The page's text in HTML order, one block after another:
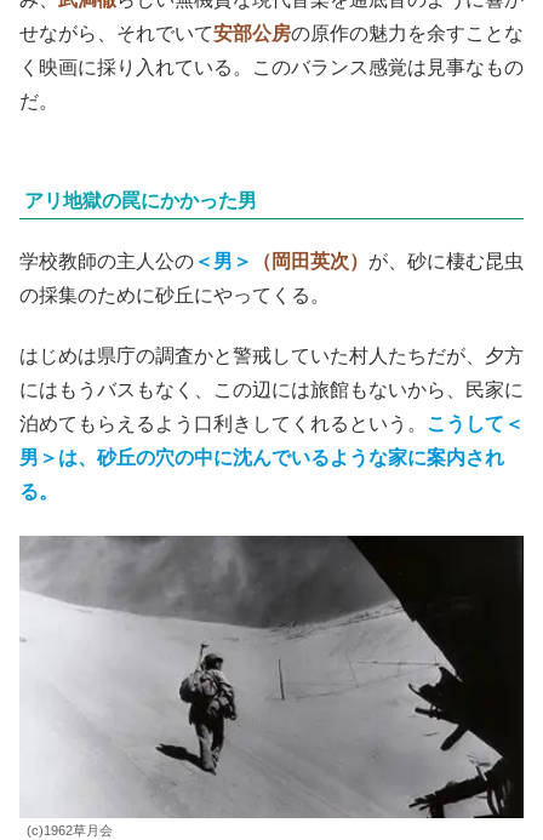
せながら、それでいて安部公房の原作の魅力を余すことな
く映画に採り入れている。このバランス感覚は見事なもの
だ。
アリ地獄の罠にかかった男
学校教師の主人公の ＜男＞ （岡田英次） が、砂に棲む昆虫
の採集のために砂丘にやってくる。
はじめは県庁の調査かと警戒していた村人たちだが、夕方
にはもうバスもなく、この辺には旅館もないから、民家に
泊めてもらえるよう口利きしてくれるという。 こうして＜
男＞は、砂丘の穴の中に沈んでいるような家に案内され
る。
(c)1962草月会